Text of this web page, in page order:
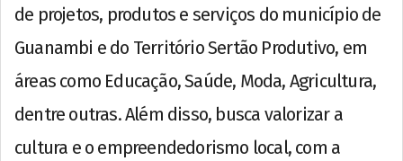
de projetos, produtos e serviços do município de
Guanambi e do Território Sertão Produtivo, em
áreas como Educação, Saúde, Moda, Agricultura,
dentre outras. Além disso, busca valorizar a
cultura e o empreendedorismo local, com a